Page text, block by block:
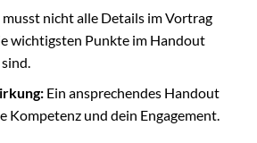
nicht alle Details im Vortrag
wichtigsten Punkte im Handout
Ein ansprechendes Handout
Kompetenz und dein Engagement.